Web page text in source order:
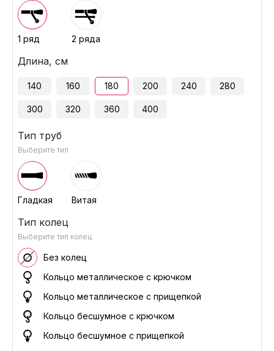
1 ряд 2 ряда
Длина, см
140 160 180 200 240 280
300 320 360 400
Тип труб
Выберите тип
Гладкая Витая
Тип колец
Выберите тип колец
Без колец
Кольцо металлическое с крючком
Кольцо металлическое с прищепкой
Кольцо бесшумное с крючком
Кольцо бесшумное с прищепкой